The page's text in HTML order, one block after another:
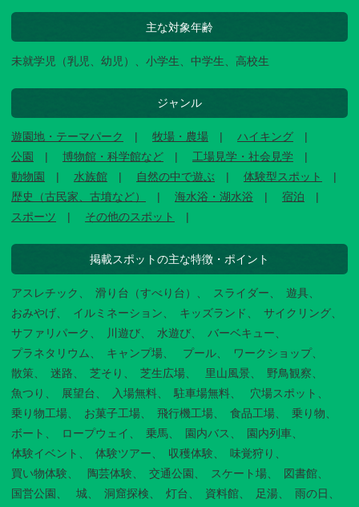
主な対象年齢
未就学児（乳児、幼児）、小学生、中学生、高校生
ジャンル
遊園地・テーマパーク 牧場・農場
ハイキング
公園
博物館・科学館など
工場見学・社会見学
動物園
水族館 自然の中で遊ぶ
体験型スポット
歴史（古民家、古墳など）
海水浴・湖水浴
宿泊
スポーツ
その他のスポット
掲載スポットの主な特徴・ポイント
アスレチック 滑り台（すべり台） スライダー
遊具
おみやげ
イルミネーション キッズランド
サイクリング
サファリパーク
川遊び 水遊び
バーベキュー
プラネタリウム
キャンプ場 プール
ワークショップ
散策
迷路 芝そり 芝生広場 里山風景
野鳥観察
魚つり
展望台 入場無料 駐車場無料
穴場スポット
乗り物工場
お菓子工場 飛行機工場 食品工場
乗り物
ボート
ロープウェイ 乗馬 園内バス
園内列車
体験イベント
体験ツアー 収穫体験
味覚狩り
買い物体験
陶芸体験 交通公園 スケート場
図書館
国営公園
城 洞窟探検 灯台 資料館 足湯 雨の日